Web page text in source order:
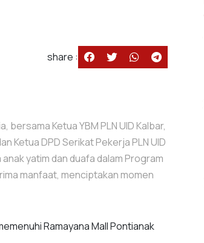
share :
Ketua YBM PLN UID Kalbar,
Ketua DPD Serikat Pekerja PLN UID
yatim dan duafa dalam Program
manfaat, menciptakan momen
Ramayana Mall Pontianak